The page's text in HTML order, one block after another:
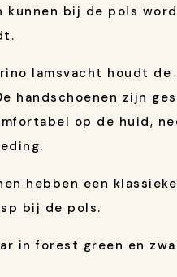
kunnen bij de pols
lamsvacht houdt
handschoenen zijn
op de huid,
hebben een
bij de pols.
in forest green en